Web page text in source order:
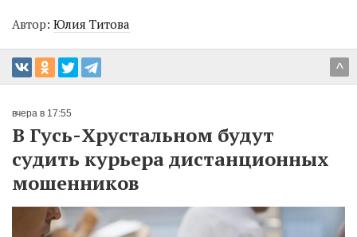
Автор: Юлия Титова
^
вчера в 17:55
В Гусь-Хрустальном будут
судить курьера дистанционных
мошенников